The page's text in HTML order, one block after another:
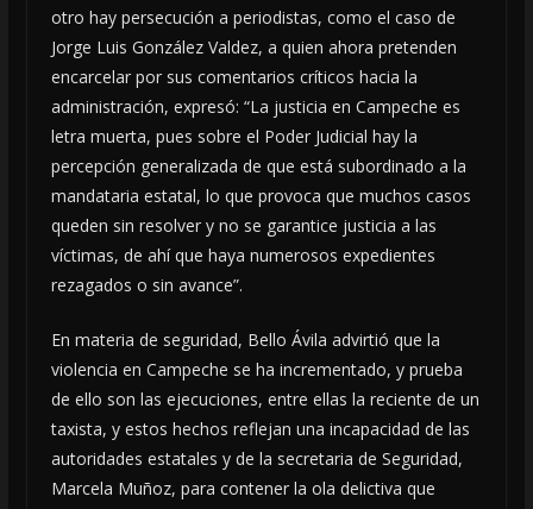
otro hay persecución a periodistas, como el caso de
Jorge Luis González Valdez, a quien ahora pretenden
encarcelar por sus comentarios críticos hacia la
administración, expresó: “La justicia en Campeche es
letra muerta, pues sobre el Poder Judicial hay la
percepción generalizada de que está subordinado a la
mandataria estatal, lo que provoca que muchos casos
queden sin resolver y no se garantice justicia a las
víctimas, de ahí que haya numerosos expedientes
rezagados o sin avance”.
En materia de seguridad, Bello Ávila advirtió que la
violencia en Campeche se ha incrementado, y prueba
de ello son las ejecuciones, entre ellas la reciente de un
taxista, y estos hechos reflejan una incapacidad de las
autoridades estatales y de la secretaria de Seguridad,
Marcela Muñoz, para contener la ola delictiva que